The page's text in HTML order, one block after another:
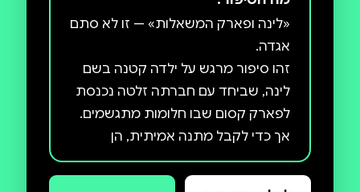
«לינה ופארק המשאלות» — זו לא סתם
זהו סיפור מרגש על ילדה קטנה בשם
לינה, שביחד עם חברתה זלטה נכנסת
לפארק קסום שבו חלומות מתגשמים.
אך כדי לקבל מתנה אמיתית, הן
צריכות לעבור מבחנים, לעשות בחירה
וללמוד לחשוב לא רק על עצמן, אלא גם